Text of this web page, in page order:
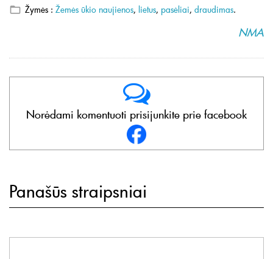
Žymės : Žemės ūkio naujienos, lietus, pasėliai, draudimas.
NMA
Norėdami komentuoti prisijunkite prie facebook
Panašūs straipsniai